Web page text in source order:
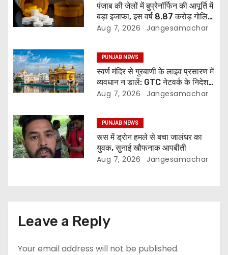
पंजाब की जेलों में बुप्रेनॉर्फिन की आपूर्ति में
बड़ा इजाफा, इस वर्ष 8.87 करोड़ गोलियां
जारी: रिपोर्ट
Aug 7, 2026 Jangesamachar
PUNJAB NEWS
स्वर्ण मंदिर से गुरबाणी के लाइव प्रसारण में
व्यवधान न डालें: GTC नेटवर्क के निदेशक
की SGPC से अपील
Aug 7, 2026 Jangesamachar
PUNJAB NEWS
रूस में ड्रोन हमले से बचा जालंधर का
युवक, सुनाई खौफनाक आपबीती
Aug 7, 2026 Jangesamachar
Leave a Reply
Your email address will not be published.